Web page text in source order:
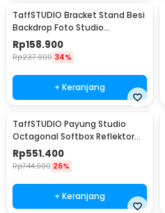
TaffSTUDIO Bracket Stand Besi
Backdrop Foto Studio
200x200cm - DD-110
Rp158.900
Rp237.900 34%
+ Keranjang
TaffSTUDIO Payung Studio
Octagonal Softbox Reflektor
Flash 90cm - KS90
Rp551.400
Rp744.900 26%
+ Keranjang